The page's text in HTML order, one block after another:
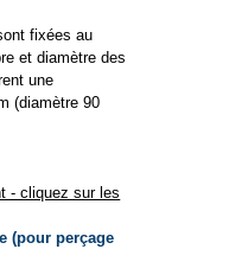
fixées au
et diamètre des
une
(diamètre 90
- cliquez sur les
(pour perçage